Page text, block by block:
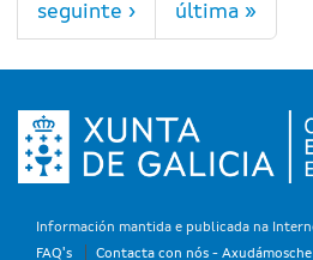
seguinte › última »
Información mantida e publicada na
FAQ's
Contacta con nós - Axudámosche